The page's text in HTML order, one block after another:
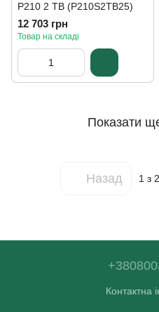
P210 2 TB (P210S2TB25)
12 703 грн
Товар на складі
Показати
Назад 1 з
Контактна